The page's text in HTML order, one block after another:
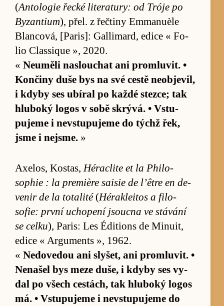
(An­to­logie řecké li­te­ra­tu­ry: od Tróje po
Byzan­tium), přel. z řečtiny Em­manuèle
Blan­cová, [Pa­ris]: Gal­li­mard, edice « Fo­
lio Clas­sique », 2020.
« Ne­u­měli na­slou­chat ani pro­mlu­vit. •
Kon­činy duše bys na své cestě ne­ob­jevil,
i kdyby ses ubí­ral po každé stez­ce; tak
hlu­boký logos v sobě skrývá. • Vstu­
pujeme i ne­vstu­pujeme do týchž řek,
jsme i nejsme. »
Axe­los, Kostas, Hérac­lite et la Phi­lo­
sophie : la pre­mière sai­sie de l’être en de­
venir de la to­ta­lité(Héra­klei­tos a fi­lo­
sofie: první uchopení jsoucna ve stávání
se celku), Pa­ris: Les Édi­ti­ons de Mi­nuit,
edice « Argu­ments », 1962.
« Ne­dove­dou ani sly­šet, ani pro­mlu­vit. •
Nena­šel bys meze du­še, i kdyby ses vy­
dal po všech cestách, tak hlu­boký logos
má. • Vstu­pujeme i ne­vstu­pujeme do